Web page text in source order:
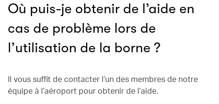
Où puis-je obtenir de l’aide en
cas de problème lors de
l’utilisation de la borne ?
Il vous suffit de contacter l’un des membres de notre
équipe à l’aéroport pour obtenir de l’aide.